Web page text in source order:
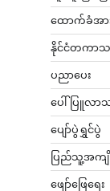
ထောက်ခံအား
နိုင်ငံတကာ
ပညာပေး
ပေါ်ပြူလာသ
ပျော်ပွဲရွှင်ပွဲ
ပြည်သူ့အကျို
ဖျော်ဖြေရေး